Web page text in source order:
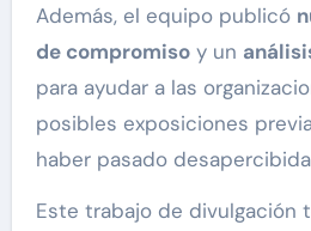
Además, el equipo publicó
de compromisoy un
para ayudar a las
posibles exposiciones
haber pasado
Este trabajo de divulgación